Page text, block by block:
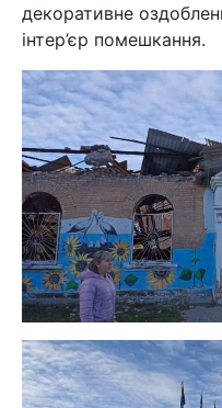
декоративне
інтер’єр помешкання.